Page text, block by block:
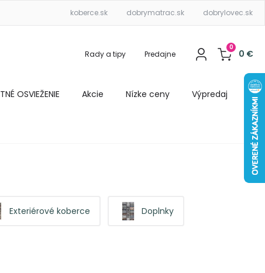
koberce.sk dobrymatrac.sk dobrylovec.sk
Rady a tipy Predajne
0
0 €
OSVIEŽENIE Akcie Nízke ceny Výpredaj
Exteriérové koberce Doplnky